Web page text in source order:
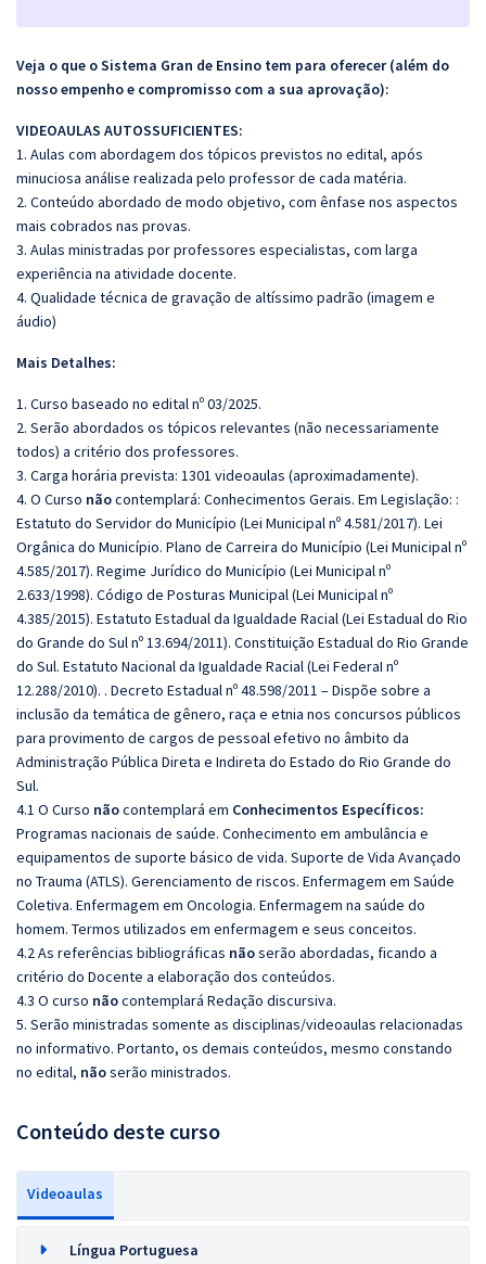
Veja o que o Sistema Gran de Ensino tem para oferecer (além do
nosso empenho e compromisso com a sua aprovação):
VIDEOAULAS AUTOSSUFICIENTES:
1. Aulas com abordagem dos tópicos previstos no edital, após
minuciosa análise realizada pelo professor de cada matéria.
2. Conteúdo abordado de modo objetivo, com ênfase nos aspectos
mais cobrados nas provas.
3. Aulas ministradas por professores especialistas, com larga
experiência na atividade docente.
4. Qualidade técnica de gravação de altíssimo padrão (imagem e
áudio)
Mais Detalhes:
1. Curso baseado no edital nº 03/2025.
2. Serão abordados os tópicos relevantes (não necessariamente
todos) a critério dos professores.
3. Carga horária prevista: 1301 videoaulas (aproximadamente).
4. O Curso nãocontemplará: Conhecimentos Gerais. Em Legislação: :
Estatuto do Servidor do Município (Lei Municipal nº 4.581/2017). Lei
Orgânica do Município. Plano de Carreira do Município (Lei Municipal nº
4.585/2017). Regime Jurídico do Município (Lei Municipal nº
2.633/1998). Código de Posturas Municipal (Lei Municipal nº
4.385/2015). Estatuto Estadual da Igualdade Racial (Lei Estadual do Rio
do Grande do Sul nº 13.694/2011). Constituição Estadual do Rio Grande
do Sul. Estatuto Nacional da Igualdade Racial (Lei FederaI nº
12.288/2010). . Decreto Estadual nº 48.598/2011 – Dispõe sobre a
inclusão da temática de gênero, raça e etnia nos concursos públicos
para provimento de cargos de pessoal efetivo no âmbito da
Administração Pública Direta e Indireta do Estado do Rio Grande do
Sul.
4.1 O Curso nãocontemplará em Conhecimentos Específicos:
Programas nacionais de saúde. Conhecimento em ambulância e
equipamentos de suporte básico de vida. Suporte de Vida Avançado
no Trauma (ATLS). Gerenciamento de riscos. Enfermagem em Saúde
Coletiva. Enfermagem em Oncologia. Enfermagem na saúde do
homem. Termos utilizados em enfermagem e seus conceitos.
4.2 As referências bibliográficas nãoserão abordadas, ficando a
critério do Docente a elaboração dos conteúdos.
4.3 O curso nãocontemplará Redação discursiva.
5. Serão ministradas somente as disciplinas/videoaulas relacionadas
no informativo. Portanto, os demais conteúdos, mesmo constando
no edital, nãoserão ministrados.
Conteúdo deste curso
Videoaulas
Língua Portuguesa